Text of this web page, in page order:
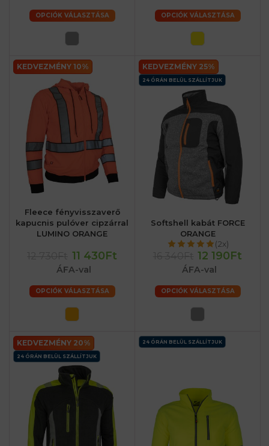
OPCIÓK VÁLASZTÁSA OPCIÓK VÁLASZTÁSA
KEDVEZMÉNY 10%
Fleece fényvisszaverő
kapucnis pulóver cipzárral
LUMINO ORANGE
11 430Ft
ÁFA-val
OPCIÓK VÁLASZTÁSA
KEDVEZMÉNY 25%
24 ÓRÁN BELÜL SZÁLLÍTJUK
Softshell kabát FORCE
ORANGE
(2x)
12 190Ft
ÁFA-val
OPCIÓK VÁLASZTÁSA
KEDVEZMÉNY 20%
24 ÓRÁN BELÜL SZÁLLÍTJUK
24 ÓRÁN BELÜL SZÁLLÍTJUK